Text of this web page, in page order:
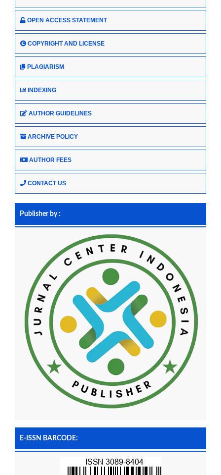
OPEN ACCESS STATEMENT
COPYRIGHT AND LICENSE
PLAGIARISM
INDEXING
AUTHOR GUIDELINES
ARCHIVE POLICY
AUTHOR FEES
CONTACT US
Publisher by :
E-ISSN BARCODE: